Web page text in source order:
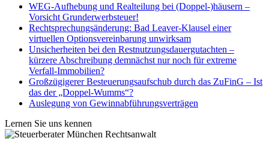
WEG-Aufhebung und Realteilung bei (Doppel-)häusern –
Vorsicht Grunderwerbsteuer!
Rechtsprechungsänderung: Bad Leaver-Klausel einer
virtuellen Optionsvereinbarung unwirksam
Unsicherheiten bei den Restnutzungsdauergutachten –
kürzere Abschreibung demnächst nur noch für extreme
Verfall-Immobilien?
Großzügigerer Besteuerungsaufschub durch das ZuFinG – Ist
das der „Doppel-Wumms“?
Auslegung von Gewinnabführungsverträgen
Lernen Sie uns kennen